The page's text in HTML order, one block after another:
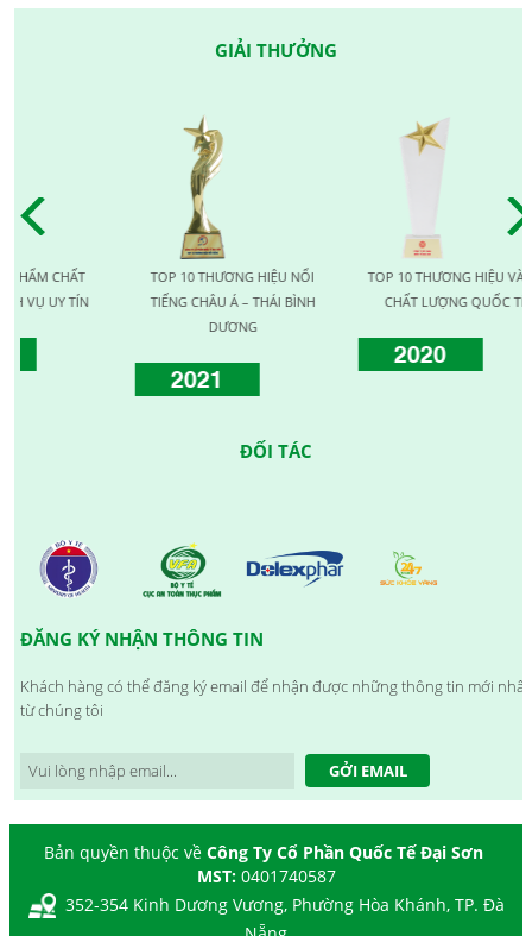
GIẢI THƯỞNG
CHẤT
TÍN
TOP 10 THƯƠNG HIỆU NỔI
TIẾNG CHÂU Á – THÁI BÌNH
DƯƠNG
2021
TOP 10 THƯƠNG HIỆU VÀNG
CHẤT LƯỢNG QUỐC TẾ
2020
ĐỐI TÁC
ĐĂNG KÝ NHẬN THÔNG TIN
Khách hàng có thể đăng ký email để nhận được những thông tin mới nhất
từ chúng tôi
GỞI EMAIL
Bản quyền thuộc về Công Ty Cổ Phần Quốc Tế Đại Sơn
MST: 0401740587
352-354 Kinh Dương Vương, Phường Hòa Khánh, TP. Đà